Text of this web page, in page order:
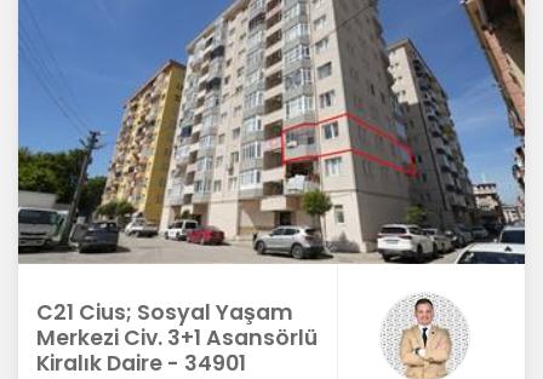
C21 Cius; Sosyal Yaşam
Merkezi Civ. 3+1 Asansörlü
Kiralık Daire - 34901